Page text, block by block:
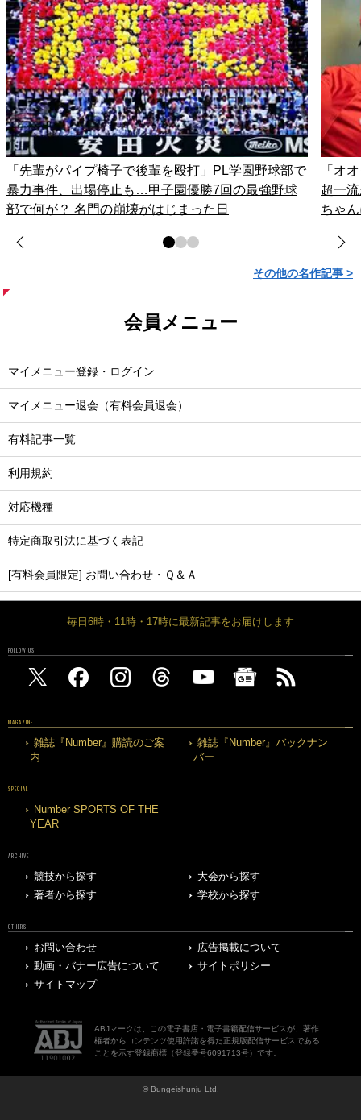
「先輩がパイプ椅子で後輩を殴打」PL学園野球部で
暴力事件、出場停止も…甲子園優勝7回の最強野球
部で何が？ 名門の崩壊がはじまった日
「オ
超一
ちゃ
その他の名作記事 >
会員メニュー
マイメニュー登録・ログイン
マイメニュー退会（有料会員退会）
有料記事一覧
利用規約
対応機種
特定商取引法に基づく表記
[有料会員限定] お問い合わせ・Ｑ＆Ａ
毎日6時・11時・17時に最新記事をお届けします
FOLLOW US
MAGAZINE
雑誌『Number』購読のご案
内
雑誌『Number』バックナン
バー
SPECIAL
Number SPORTS OF THE
YEAR
ARCHIVE
競技から探す
大会から探す
著者から探す
学校から探す
OTHERS
お問い合わせ
広告掲載について
動画・バナー広告について
サイトポリシー
サイトマップ
ABJマークは、この電子書店・電子書籍配信サービスが、著作
権者からコンテンツ使用許諾を得た正規版配信サービスである
ことを示す登録商標（登録番号6091713号）です。
© Bungeishunju Ltd.